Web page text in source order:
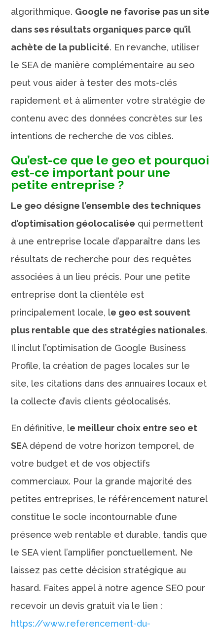
algorithmique. Google ne favorise pas un site
dans ses résultats organiques parce qu’il
achète de la publicité. En revanche, utiliser
le SEA de manière complémentaire au seo
peut vous aider à tester des mots-clés
rapidement et à alimenter votre stratégie de
contenu avec des données concrètes sur les
intentions de recherche de vos cibles.
Qu’est-ce que le geo et pourquoi
est-ce important pour une
petite entreprise ?
Le geo désigne l’ensemble des techniques
d’optimisation géolocalisée qui permettent
à une entreprise locale d’apparaître dans les
résultats de recherche pour des requêtes
associées à un lieu précis. Pour une petite
entreprise dont la clientèle est
principalement locale, le geo est souvent
plus rentable que des stratégies nationales.
Il inclut l’optimisation de Google Business
Profile, la création de pages locales sur le
site, les citations dans des annuaires locaux et
la collecte d’avis clients géolocalisés.
En définitive, le meilleur choix entre seo et
SEA dépend de votre horizon temporel, de
votre budget et de vos objectifs
commerciaux. Pour la grande majorité des
petites entreprises, le référencement naturel
constitue le socle incontournable d’une
présence web rentable et durable, tandis que
le SEA vient l’amplifier ponctuellement. Ne
laissez pas cette décision stratégique au
hasard. Faites appel à notre agence SEO pour
recevoir un devis gratuit via le lien :
https://www.referencement-du-